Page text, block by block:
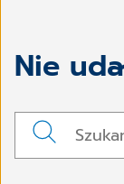
Nie